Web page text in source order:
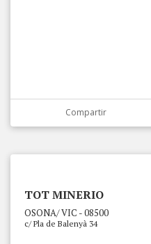
Compartir
TOT MINERIO
OSONA/ VIC - 08500
c/ Pla de Balenyà 34